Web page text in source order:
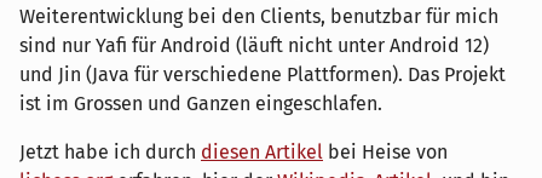
Weiterentwicklung bei den Clients, benutzbar für mich
sind nur Yafi für Android (läuft nicht unter Android 12)
und Jin (Java für verschiedene Plattformen). Das Projekt
ist im Grossen und Ganzen eingeschlafen.
Jetzt habe ich durch diesen Artikel bei Heise von